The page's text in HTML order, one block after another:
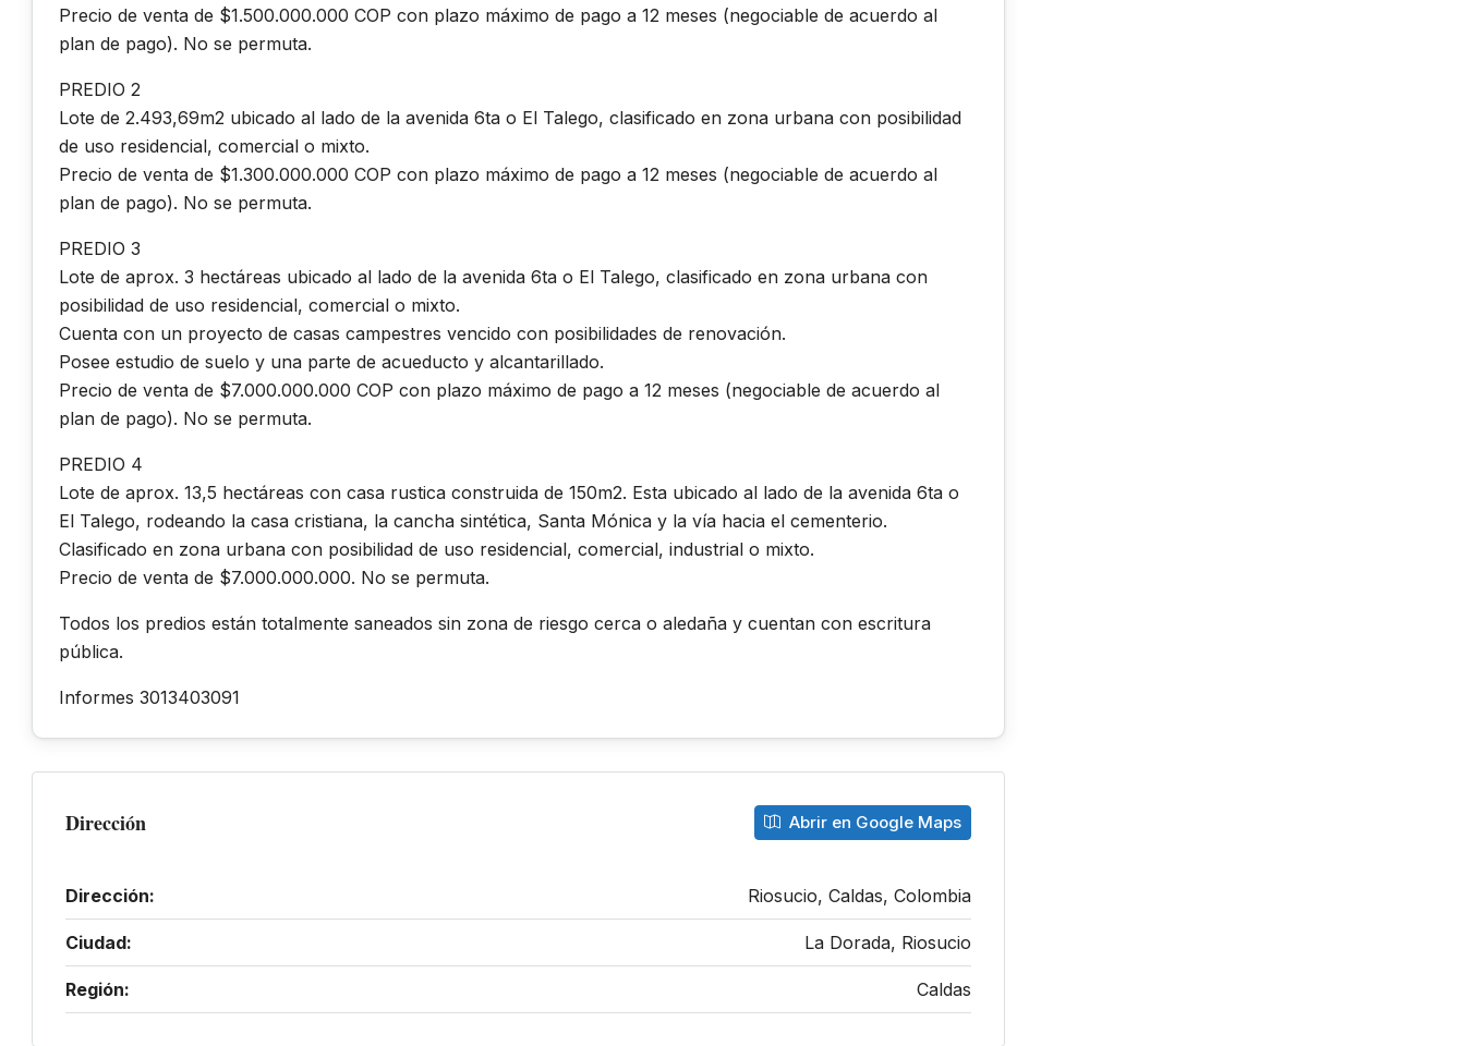
Precio de venta de $1.500.000.000 COP con plazo máximo de pago a 12 meses (negociable de acuerdo al
plan de pago). No se permuta.
PREDIO 2
Lote de 2.493,69m2 ubicado al lado de la avenida 6ta o El Talego, clasificado en zona urbana con posibilidad
de uso residencial, comercial o mixto.
Precio de venta de $1.300.000.000 COP con plazo máximo de pago a 12 meses (negociable de acuerdo al
plan de pago). No se permuta.
PREDIO 3
Lote de aprox. 3 hectáreas ubicado al lado de la avenida 6ta o El Talego, clasificado en zona urbana con
posibilidad de uso residencial, comercial o mixto.
Cuenta con un proyecto de casas campestres vencido con posibilidades de renovación.
Posee estudio de suelo y una parte de acueducto y alcantarillado.
Precio de venta de $7.000.000.000 COP con plazo máximo de pago a 12 meses (negociable de acuerdo al
plan de pago). No se permuta.
PREDIO 4
Lote de aprox. 13,5 hectáreas con casa rustica construida de 150m2. Esta ubicado al lado de la avenida 6ta o
El Talego, rodeando la casa cristiana, la cancha sintética, Santa Mónica y la vía hacia el cementerio.
Clasificado en zona urbana con posibilidad de uso residencial, comercial, industrial o mixto.
Precio de venta de $7.000.000.000. No se permuta.
Todos los predios están totalmente saneados sin zona de riesgo cerca o aledaña y cuentan con escritura
pública.
Informes 3013403091
Dirección Abrir en Google Maps
Dirección: Riosucio, Caldas, Colombia
Ciudad: La Dorada, Riosucio
Región: Caldas